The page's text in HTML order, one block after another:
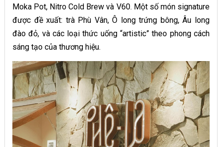
Moka Pot, Nitro Cold Brew và V60. Một số món signature
được đề xuất: trà Phù Vân, Ô long trứng bông, Âu long
đào đỏ, và các loại thức uống “artistic” theo phong cách
sáng tạo của thương hiệu.